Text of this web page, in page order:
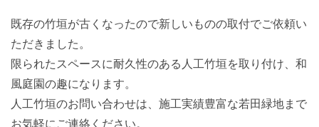
既存の竹垣が古くなったので新しいものの取付でご依頼い
ただきました。
限られたスペースに耐久性のある人工竹垣を取り付け、和
風庭園の趣になります。
人工竹垣のお問い合わせは、施工実績豊富な若田緑地まで
お気軽にご連絡ください。